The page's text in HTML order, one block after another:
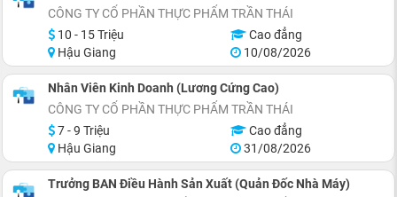
CÔNG TY CỔ PHẦN THỰC PHẨM TRẦN THÁI
10 - 15 Triệu
Cao đẳng
Hậu Giang
10/08/2026
Nhân Viên Kinh Doanh (Lương Cứng Cao)
CÔNG TY CỔ PHẦN THỰC PHẨM TRẦN THÁI
7 - 9 Triệu
Cao đẳng
Hậu Giang
31/08/2026
Trưởng BAN Điều Hành Sản Xuất (Quản Đốc Nhà Máy)